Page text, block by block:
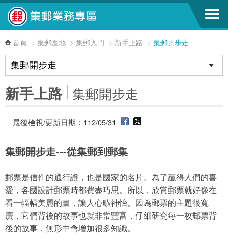
跳到主要內容區塊
首頁 > 集郵園地 > 集郵入門 > 新手上路 > 集郵開步走
新手上路 集郵開步走
最後檢視/更新日期：112/05/31
集郵開步走---從集郵到郵集
郵票是信件的通行證，也是國家的名片。為了贏得人們的喜
愛，各國設計郵票時都費盡巧思。所以，欣賞郵票就好像在
看一幅幅美麗的畫，讓人心曠神怡。因為郵票的主題很寬
廣，它們背後的故事也就非常豐富，仔細研究每一枚郵票背
後的故事，無形中會增加很多知識。